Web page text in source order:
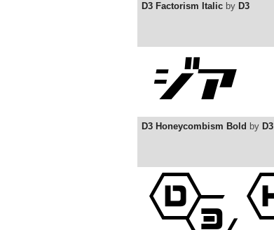
D3 Factorism Italic by D3
D3 Honeycombism Bold by D3